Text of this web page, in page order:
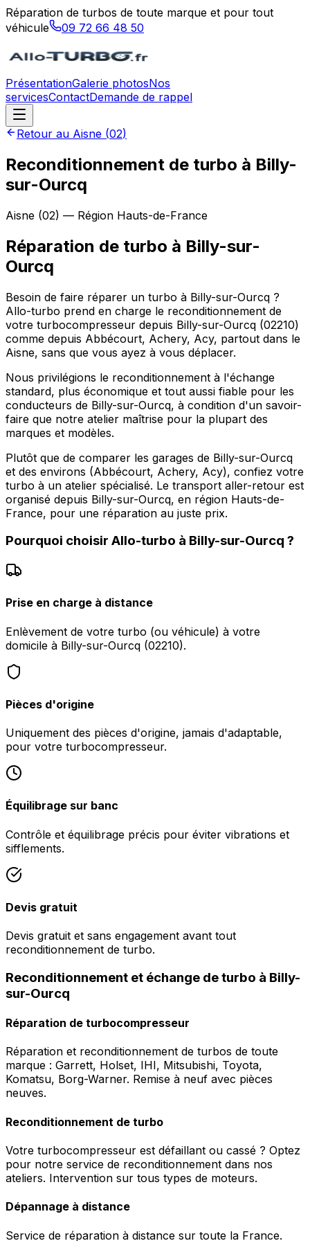
Réparation de turbos de toute marque et pour tout
véhicule
09 72 66 48 50
PrésentationGalerie photosNos
servicesContactDemande de rappel
Retour au Aisne (02)
Reconditionnement de turbo à Billy-
sur-Ourcq
Aisne (02) — Région Hauts-de-France
Réparation de turbo à Billy-sur-
Ourcq
Besoin de faire réparer un turbo à Billy-sur-Ourcq ?
Allo-turbo prend en charge le reconditionnement de
votre turbocompresseur depuis Billy-sur-Ourcq (02210)
comme depuis Abbécourt, Achery, Acy, partout dans le
Aisne, sans que vous ayez à vous déplacer.
Nous privilégions le reconditionnement à l'échange
standard, plus économique et tout aussi fiable pour les
conducteurs de Billy-sur-Ourcq, à condition d'un savoir-
faire que notre atelier maîtrise pour la plupart des
marques et modèles.
Plutôt que de comparer les garages de Billy-sur-Ourcq
et des environs (Abbécourt, Achery, Acy), confiez votre
turbo à un atelier spécialisé. Le transport aller-retour est
organisé depuis Billy-sur-Ourcq, en région Hauts-de-
France, pour une réparation au juste prix.
Pourquoi choisir Allo-turbo à Billy-sur-Ourcq ?
Prise en charge à distance
Enlèvement de votre turbo (ou véhicule) à votre
domicile à Billy-sur-Ourcq (02210).
Pièces d'origine
Uniquement des pièces d'origine, jamais d'adaptable,
pour votre turbocompresseur.
Équilibrage sur banc
Contrôle et équilibrage précis pour éviter vibrations et
sifflements.
Devis gratuit
Devis gratuit et sans engagement avant tout
reconditionnement de turbo.
Reconditionnement et échange de turbo à Billy-
sur-Ourcq
Réparation de turbocompresseur
Réparation et reconditionnement de turbos de toute
marque : Garrett, Holset, IHI, Mitsubishi, Toyota,
Komatsu, Borg-Warner. Remise à neuf avec pièces
neuves.
Reconditionnement de turbo
Votre turbocompresseur est défaillant ou cassé ? Optez
pour notre service de reconditionnement dans nos
ateliers. Intervention sur tous types de moteurs.
Dépannage à distance
Service de réparation à distance sur toute la France.